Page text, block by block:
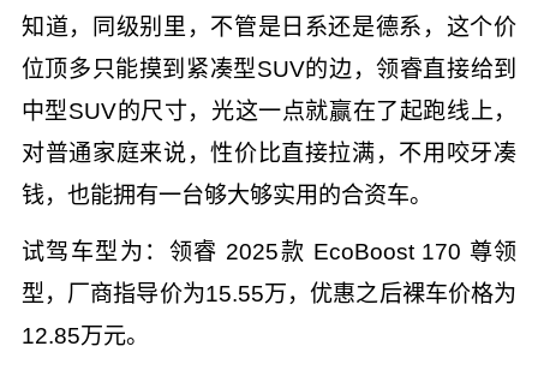
知道，同级别里，不管是日系还是德系，这个价
位顶多只能摸到紧凑型SUV的边，领睿直接给到
中型SUV的尺寸，光这一点就赢在了起跑线上，
对普通家庭来说，性价比直接拉满，不用咬牙凑
钱，也能拥有一台够大够实用的合资车。
试驾车型为：领睿 2025款 EcoBoost 170 尊领
型，厂商指导价为15.55万，优惠之后裸车价格为
12.85万元。